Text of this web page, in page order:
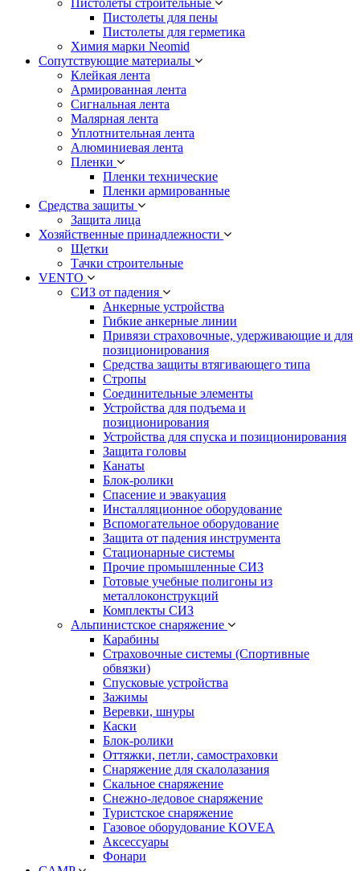
Пистолеты строительные
Пистолеты для пены
Пистолеты для герметика
Химия марки Neomid
Сопутствующие материалы
Клейкая лента
Армированная лента
Сигнальная лента
Малярная лента
Уплотнительная лента
Алюминиевая лента
Пленки
Пленки технические
Пленки армированные
Средства защиты
Защита лица
Хозяйственные принадлежности
Щетки
Тачки строительные
VENTO
СИЗ от падения
Анкерные устройства
Гибкие анкерные линии
Привязи страховочные, удерживающие и для
позиционирования
Средства защиты втягивающего типа
Стропы
Соединительные элементы
Устройства для подъема и
позиционирования
Устройства для спуска и позиционирования
Защита головы
Канаты
Блок-ролики
Спасение и эвакуация
Инсталляционное оборудование
Вспомогательное оборудование
Защита от падения инструмента
Стационарные системы
Прочие промышленные СИЗ
Готовые учебные полигоны из
металлоконструкций
Комплекты СИЗ
Альпинистское снаряжение
Карабины
Страховочные системы (Спортивные
обвязки)
Спусковые устройства
Зажимы
Веревки, шнуры
Каски
Блок-ролики
Оттяжки, петли, самостраховки
Снаряжение для скалолазания
Скальное снаряжение
Снежно-ледовое снаряжение
Туристское снаряжение
Газовое оборудование KOVEA
Аксессуары
Фонари